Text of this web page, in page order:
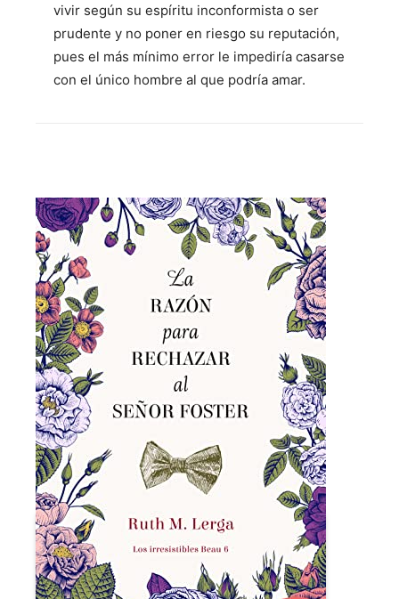
vivir según su espíritu inconformista o ser
prudente y no poner en riesgo su reputación,
pues el más mínimo error le impediría casarse
con el único hombre al que podría amar.